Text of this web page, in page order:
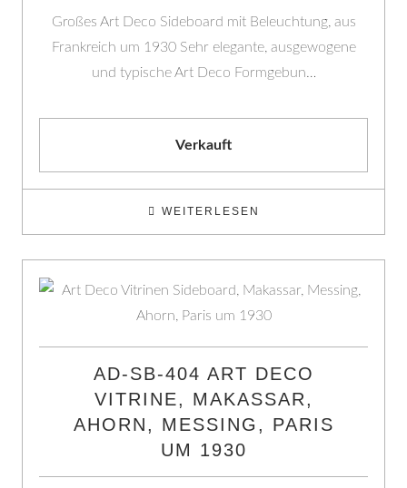
Großes Art Deco Sideboard mit Beleuchtung, aus
Frankreich um 1930 Sehr elegante, ausgewogene
und typische Art Deco Formgebun…
Verkauft
WEITERLESEN
AD-SB-404 ART DECO
VITRINE, MAKASSAR,
AHORN, MESSING, PARIS
UM 1930